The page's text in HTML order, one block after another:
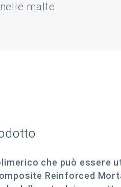
malte
che può essere
Reinforced